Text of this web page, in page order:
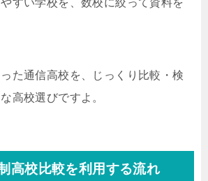
すい学校を、数校に絞って資料を
た通信高校を、じっくり比較・検
高校選びですよ。
高校比較を利用する流れ